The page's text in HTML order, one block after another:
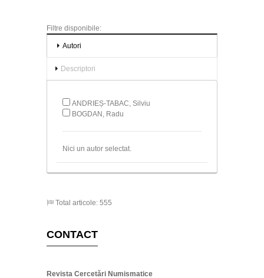
Filtre disponibile:
Autori
Descriptori
ANDRIEȘ-TABAC, Silviu
BOGDAN, Radu
Nici un autor selectat.
Total articole: 555
CONTACT
Revista Cercetări Numismatice